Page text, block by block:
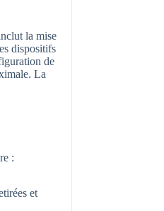
la mise
dispositifs
de
La
:
et